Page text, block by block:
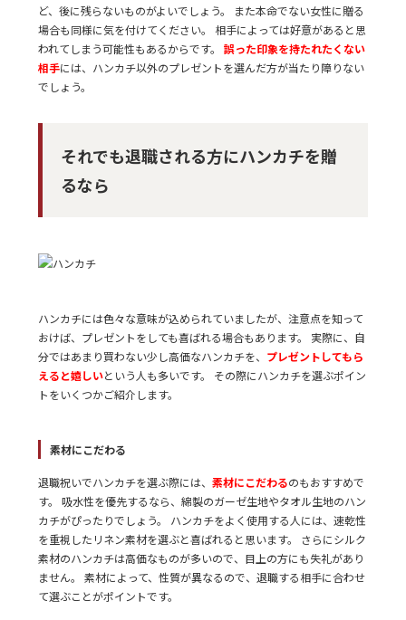
ど、後に残らないものがよいでしょう。 また本命でない女性に贈る
場合も同様に気を付けてください。 相手によっては好意があると思
われてしまう可能性もあるからです。 誤った印象を持たれたくない
相手には、ハンカチ以外のプレゼントを選んだ方が当たり障りない
でしょう。
それでも退職される方にハンカチを贈
るなら
ハンカチには色々な意味が込められていましたが、注意点を知って
おけば、プレゼントをしても喜ばれる場合もあります。 実際に、自
分ではあまり買わない少し高価なハンカチを、 プレゼントしてもら
えると嬉しいという人も多いです。 その際にハンカチを選ぶポイン
トをいくつかご紹介します。
素材にこだわる
退職祝いでハンカチを選ぶ際には、 素材にこだわるのもおすすめで
す。 吸水性を優先するなら、綿製のガーゼ生地やタオル生地のハン
カチがぴったりでしょう。 ハンカチをよく使用する人には、速乾性
を重視したリネン素材を選ぶと喜ばれると思います。 さらにシルク
素材のハンカチは高価なものが多いので、目上の方にも失礼があり
ません。 素材によって、性質が異なるので、退職する相手に合わせ
て選ぶことがポイントです。